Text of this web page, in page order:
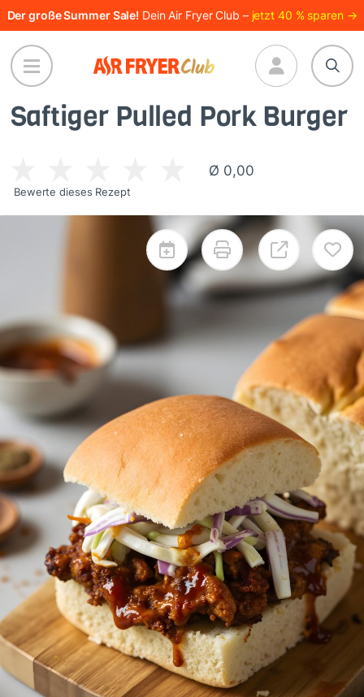
Direkt
zum
Inhalt
Der große Summer Sale! Dein Air Fryer Club – jetzt 40 % sparen →
Saftiger Pulled Pork Burger
Ø 0,00
Bewerte dieses Rezept